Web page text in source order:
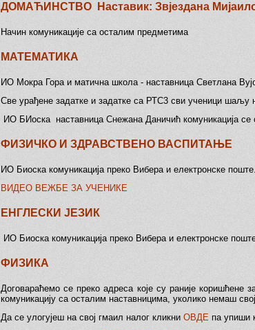
ДОМАЋИНСТВО Наставик: Звјездана
Начин комуникације са осталим предметима
МАТЕМАТИКА
ИО Мокра Гора и матична школа - наставница Светлана
Све урађене задатке и задатке са РТС3 сви ученици шаљу
ИО БИоска наставница Снежана Даничић комуникација се
ФИЗИЧКО И ЗДРАВСТВЕНО ВАСПИТАЊЕ
ИО Биоска комуникација преко Вибера и електронске поште.
ВИДЕО ВЕЖБЕ ЗА УЧЕНИКЕ
ЕНГЛЕСКИ ЈЕЗИК
ИО Биоска комуникација преко Вибера и електронске
ФИЗИКА
Договараћемо се преко адреса које су раније
комуникацију са осталим наставницима, уколико немаш
Да се улогујеш на свој гмаил налог кликни ОВДЕ па упиши